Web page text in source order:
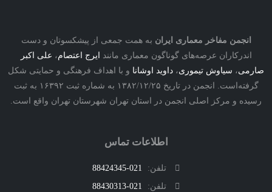
مفاخر معماری ایرانبه همت جمعی از پیشکسوتان و دست
عرصه‌های گوناگون معماری مانندایرج اعتصام،علی اکبر
،سیاوش تیموری،داوید اوشاناو با اهداف فرهنگی و حمایتی شکل
گرفته‌است. انجمن در تاریخ ۱۳۸۲/۱۲/۲۵ به شماره ثبت ۱۶۳۹۲ به ثبت
و مرکز اصلی انجمن در استان تهران شهرستان تهران واقع است.
اطلاعات تماس
تلفن:
021-88424345
تلفن:
021-88430313